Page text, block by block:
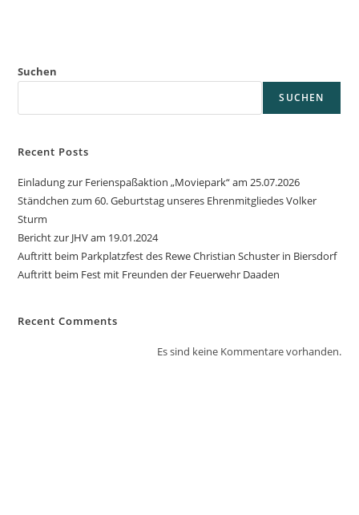
Suchen
SUCHEN
Recent Posts
Einladung zur Ferienspaßaktion „Moviepark“ am 25.07.2026
Ständchen zum 60. Geburtstag unseres Ehrenmitgliedes Volker
Sturm
Bericht zur JHV am 19.01.2024
Auftritt beim Parkplatzfest des Rewe Christian Schuster in Biersdorf
Auftritt beim Fest mit Freunden der Feuerwehr Daaden
Recent Comments
Es sind keine Kommentare vorhanden.